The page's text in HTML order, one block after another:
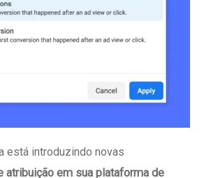
está introduzindo novas
atribuição em sua plataforma de